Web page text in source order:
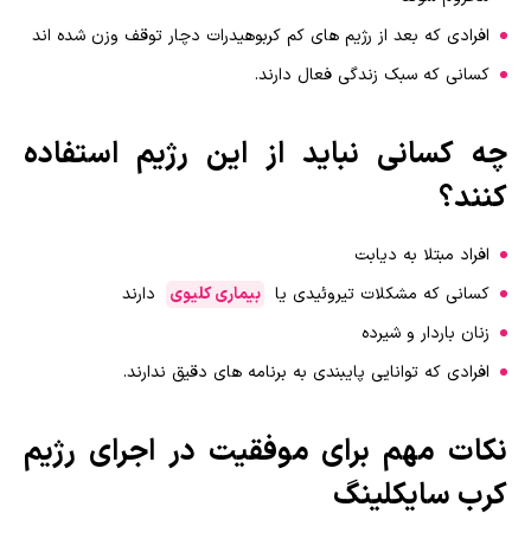
افرادی که بعد از رژیم های کم کربوهیدرات دچار توقف وزن شده اند
کسانی که سبک زندگی فعال دارند.
چه کسانی نباید از این رژیم استفاده
کنند؟
افراد مبتلا به دیابت
کسانی که مشکلات تیروئیدی یا بیماری کلیوی
دارند
زنان باردار و شیرده
افرادی که توانایی پایبندی به برنامه های دقیق ندارند.
نکات مهم برای موفقیت در اجرای رژیم
کرب سایکلینگ